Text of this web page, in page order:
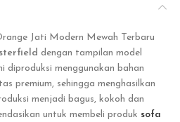
Jati Modern Mewah Terbaru
dengan tampilan model
diproduksi menggunakan bahan
premium, sehingga menghasilkan
menjadi bagus, kokoh dan
untuk membeli produk sofa